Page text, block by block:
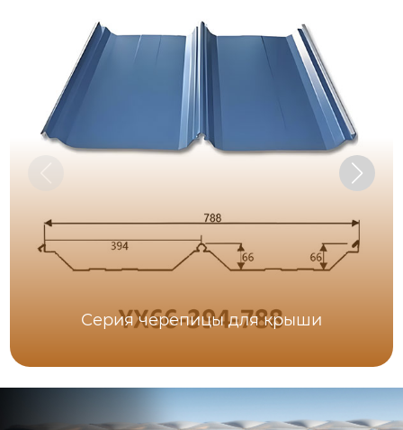
Серия черепицы для крыши